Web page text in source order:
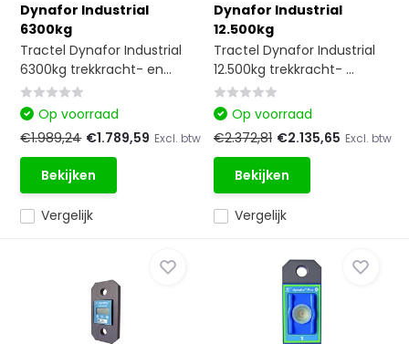
Dynafor Industrial
6300kg
Tractel Dynafor Industrial
6300kg trekkracht- en...
Vergelijk
Op voorraad
€1.989,24 €1.789,59 Excl. btw
Bekijken
Dynafor Industrial
12.500kg
Tractel Dynafor Industrial
12.500kg trekkracht- ...
Vergelijk
Op voorraad
€2.372,81 €2.135,65 Excl. btw
Bekijken